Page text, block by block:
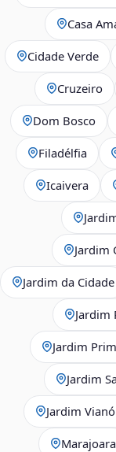
Casa
Cidade Verde
Cruzeiro
Dom Bosco
Filadélfia
Icaivera
Jardim
Jardim da Cidade
Jardim
Jardim
Jardim
Jardim
Marajoara